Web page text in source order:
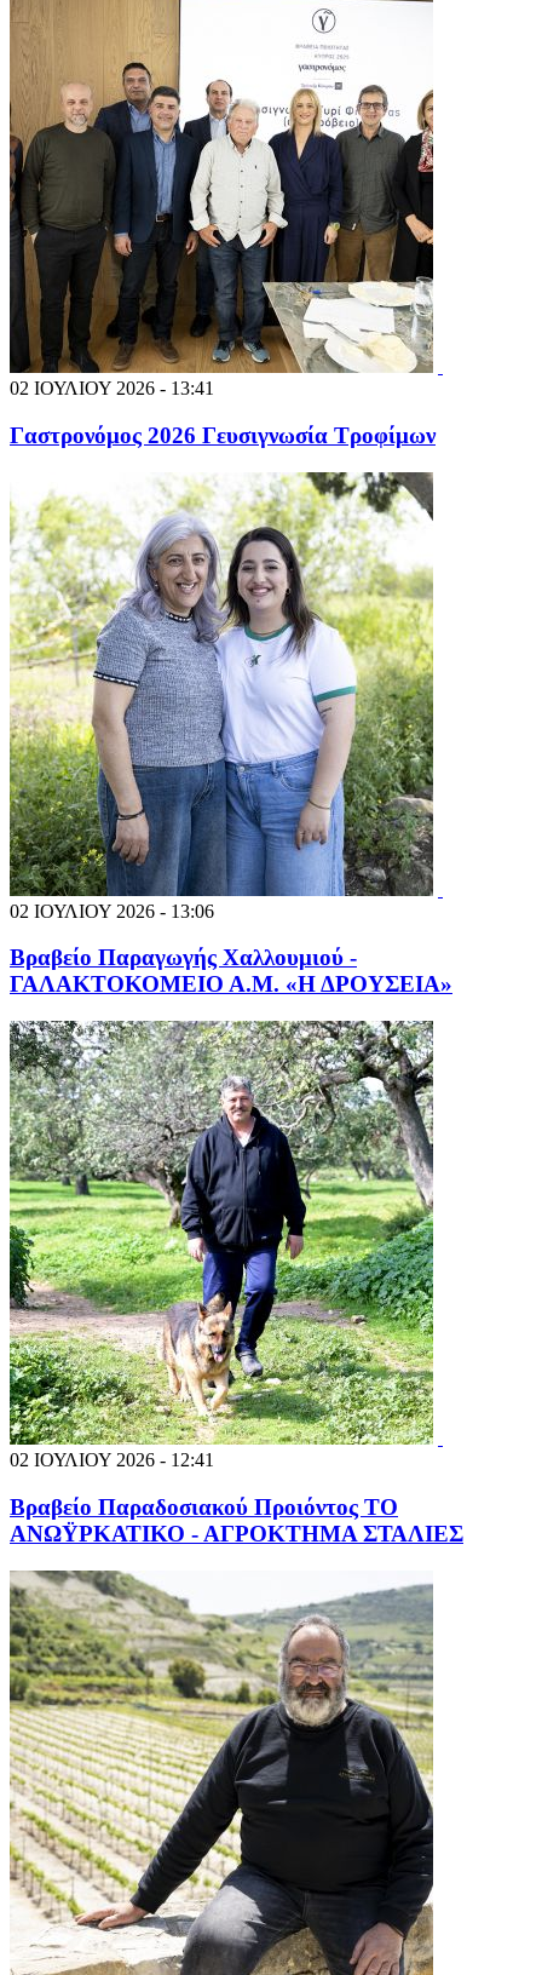
02 ΙΟΥΛΙΟΥ 2026 - 13:41
Γαστρονόμος 2026 Γευσιγνωσία Τροφίμων
02 ΙΟΥΛΙΟΥ 2026 - 13:06
Βραβείο Παραγωγής Χαλλουμιού -
ΓΑΛΑΚΤΟΚΟΜΕΙΟ Α.Μ. «Η ΔΡΟΥΣΕΙΑ»
02 ΙΟΥΛΙΟΥ 2026 - 12:41
Βραβείο Παραδοσιακού Προιόντος ΤΟ
ΑΝΩΫΡΚΑΤΙΚΟ - ΑΓΡΟΚΤΗΜΑ ΣΤΑΛΙΕΣ